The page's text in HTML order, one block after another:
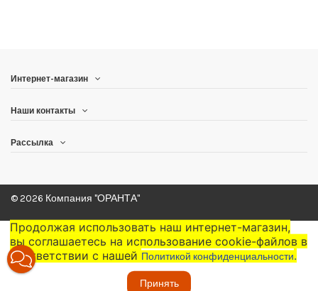
Интернет-магазин
Наши контакты
Рассылка
© 2026 Компания "ОРАНТА"
Продолжая использовать наш интернет-магазин,
вы соглашаетесь на использование cookie-файлов в
соответствии с нашей Политикой конфиденциальности.
Принять